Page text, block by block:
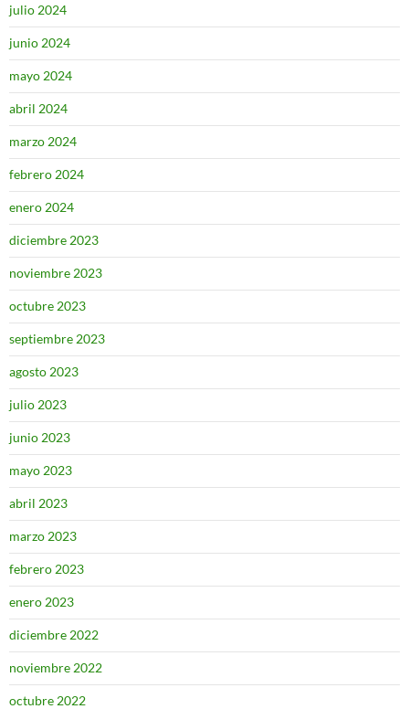
julio 2024
junio 2024
mayo 2024
abril 2024
marzo 2024
febrero 2024
enero 2024
diciembre 2023
noviembre 2023
octubre 2023
septiembre 2023
agosto 2023
julio 2023
junio 2023
mayo 2023
abril 2023
marzo 2023
febrero 2023
enero 2023
diciembre 2022
noviembre 2022
octubre 2022